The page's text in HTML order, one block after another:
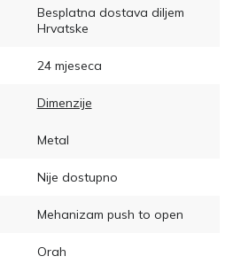
Besplatna dostava diljem
Hrvatske
24 mjeseca
Dimenzije
Metal
Nije dostupno
Mehanizam push to open
Orah